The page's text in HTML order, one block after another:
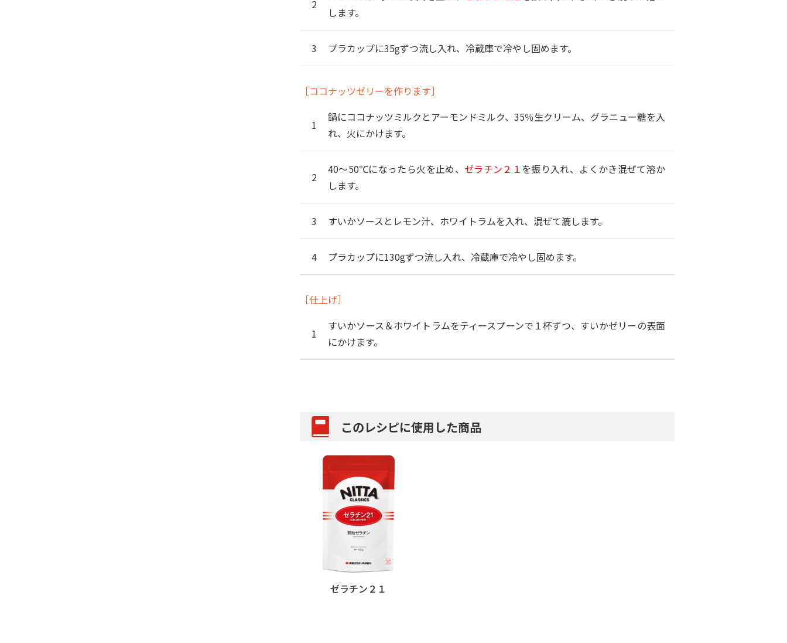
します。
プラカップに35gずつ流し入れ、冷蔵庫で冷やし固めます。
［ココナッツゼリーを作ります］
鍋にココナッツミルクとアーモンドミルク、35％生クリーム、グラニュー糖を入
れ、火にかけます。
40～50℃になったら火を止め、 ゼラチン２１を振り入れ、よくかき混ぜて溶か
します。
すいかソースとレモン汁、ホワイトラムを入れ、混ぜて漉します。
プラカップに130gずつ流し入れ、冷蔵庫で冷やし固めます。
［仕上げ］
すいかソース＆ホワイトラムをティースプーンで１杯ずつ、すいかゼリーの表面
にかけます。
このレシピに使用した商品
ゼラチン２１